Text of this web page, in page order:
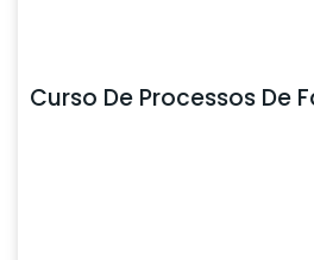
Curso De Processos De